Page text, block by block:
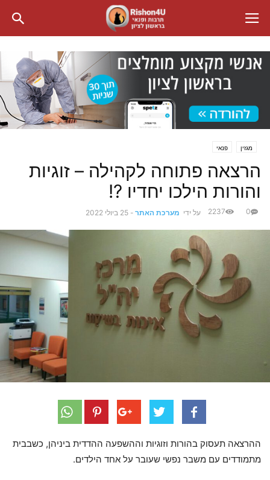
מגזין פנאי
הרצאה פתוחה לקהילה – זוגיות
והורות הילכו יחדיו ?!
על ידי מערכת האתר - 25 ביולי 2022 0
2237
ההרצאה תעסוק בהורות וזוגיות וההשפעה ההדדית ביניהן, כשבבית
מתמודדים עם משבר נפשי שעובר על אחד הילדים.